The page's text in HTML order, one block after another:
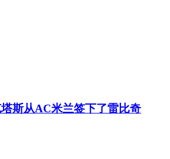
斯从AC米兰签下了雷比奇